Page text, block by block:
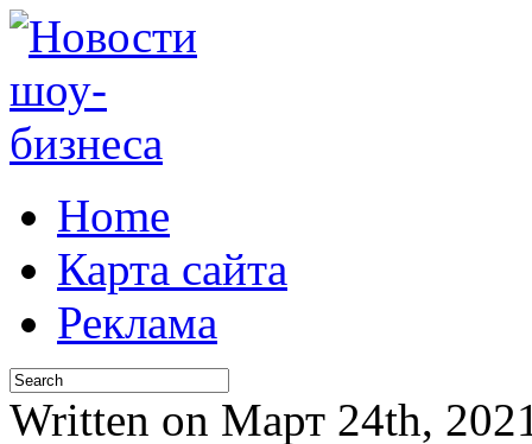
Home
Карта сайта
Реклама
Written on Март 24th,